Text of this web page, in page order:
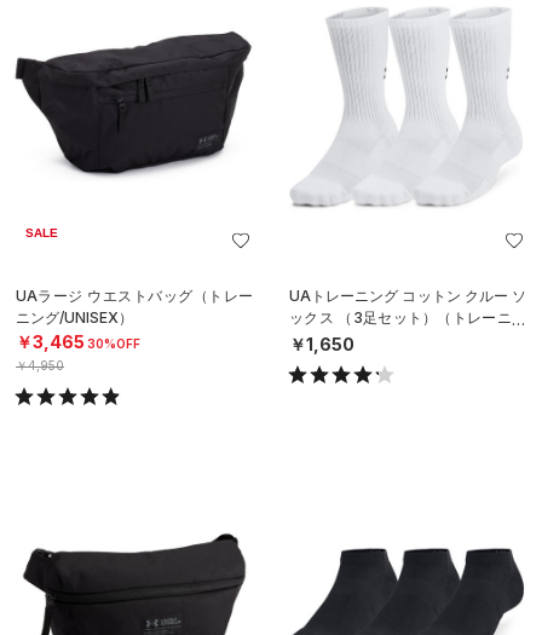
SALE
UAラージ ウエストバッグ（トレー
ニング/UNISEX）
￥3,465 30%OFF
￥4,950
UAトレーニング コットン クルー ソ
ックス （3足セット）（トレーニン
グ/UNISEX）
￥1,650